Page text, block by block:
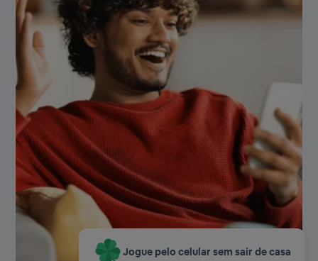
Jogue pelo celular sem sair de casa